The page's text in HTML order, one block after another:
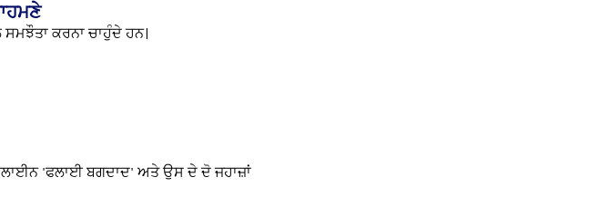
ਕਰਨਾ ਚਾਹੁੰਦੇ ਹਨ।
'ਫਲਾਈ ਬਗਦਾਦ' ਅਤੇ ਉਸ ਦੇ ਦੋ ਜਹਾਜ਼ਾਂ